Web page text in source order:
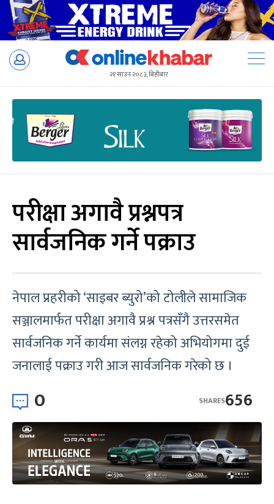
Skip
२१ साउन २०८३, बिहीबार
परीक्षा अगावै प्रश्नपत्र
सार्वजनिक गर्ने पक्राउ
नेपाल प्रहरीको ‘साइबर ब्युरो’को टोलीले सामाजिक
सञ्जालमार्फत परीक्षा अगावै प्रश्न पत्रसँगै उत्तरसमेत
सार्वजनिक गर्ने कार्यमा संलग्न रहेको अभियोगमा दुई
जनालाई पक्राउ गरी आज सार्वजनिक गरेको छ ।
0 656
SHARES